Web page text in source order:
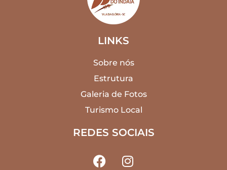
LINKS
Sobre nós
Estrutura
Galeria de Fotos
Turismo Local
REDES SOCIAIS